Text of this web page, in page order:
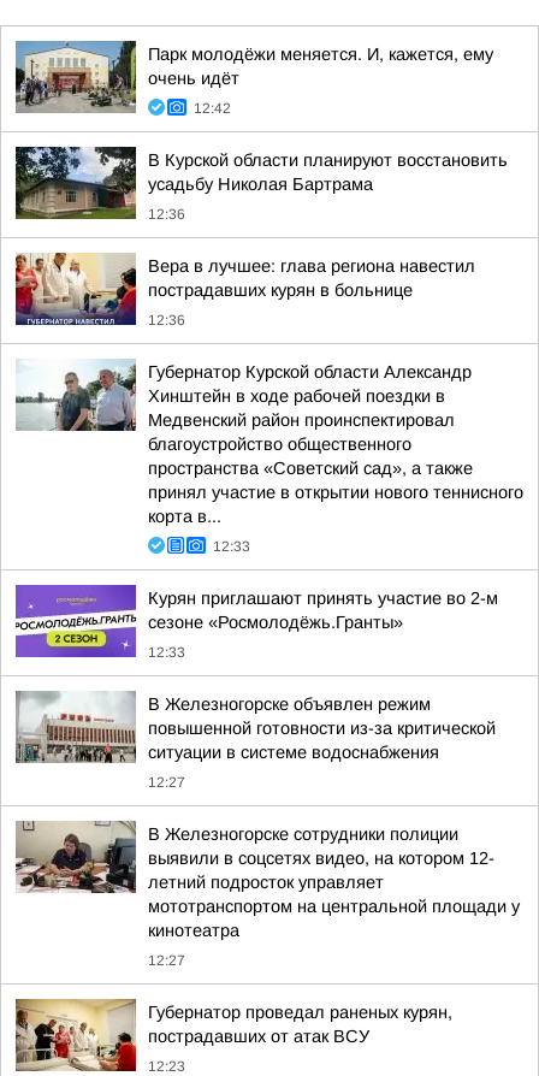
Парк молодёжи меняется. И, кажется, ему
очень идёт
12:42
В Курской области планируют восстановить
усадьбу Николая Бартрама
12:36
Вера в лучшее: глава региона навестил
пострадавших курян в больнице
12:36
Губернатор Курской области Александр
Хинштейн в ходе рабочей поездки в
Медвенский район проинспектировал
благоустройство общественного
пространства «Советский сад», а также
принял участие в открытии нового теннисного
корта в...
12:33
Курян приглашают принять участие во 2-м
сезоне «Росмолодёжь.Гранты»
12:33
В Железногорске объявлен режим
повышенной готовности из-за критической
ситуации в системе водоснабжения
12:27
В Железногорске сотрудники полиции
выявили в соцсетях видео, на котором 12-
летний подросток управляет
мототранспортом на центральной площади у
кинотеатра
12:27
Губернатор проведал раненых курян,
пострадавших от атак ВСУ
12:23